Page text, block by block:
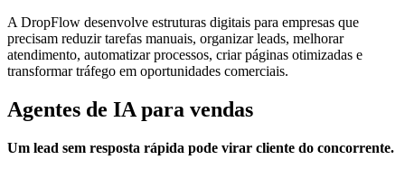
A DropFlow desenvolve estruturas digitais para empresas que
precisam reduzir tarefas manuais, organizar leads, melhorar
atendimento, automatizar processos, criar páginas otimizadas e
transformar tráfego em oportunidades comerciais.
Agentes de IA para vendas
Um lead sem resposta rápida pode virar cliente do concorrente.